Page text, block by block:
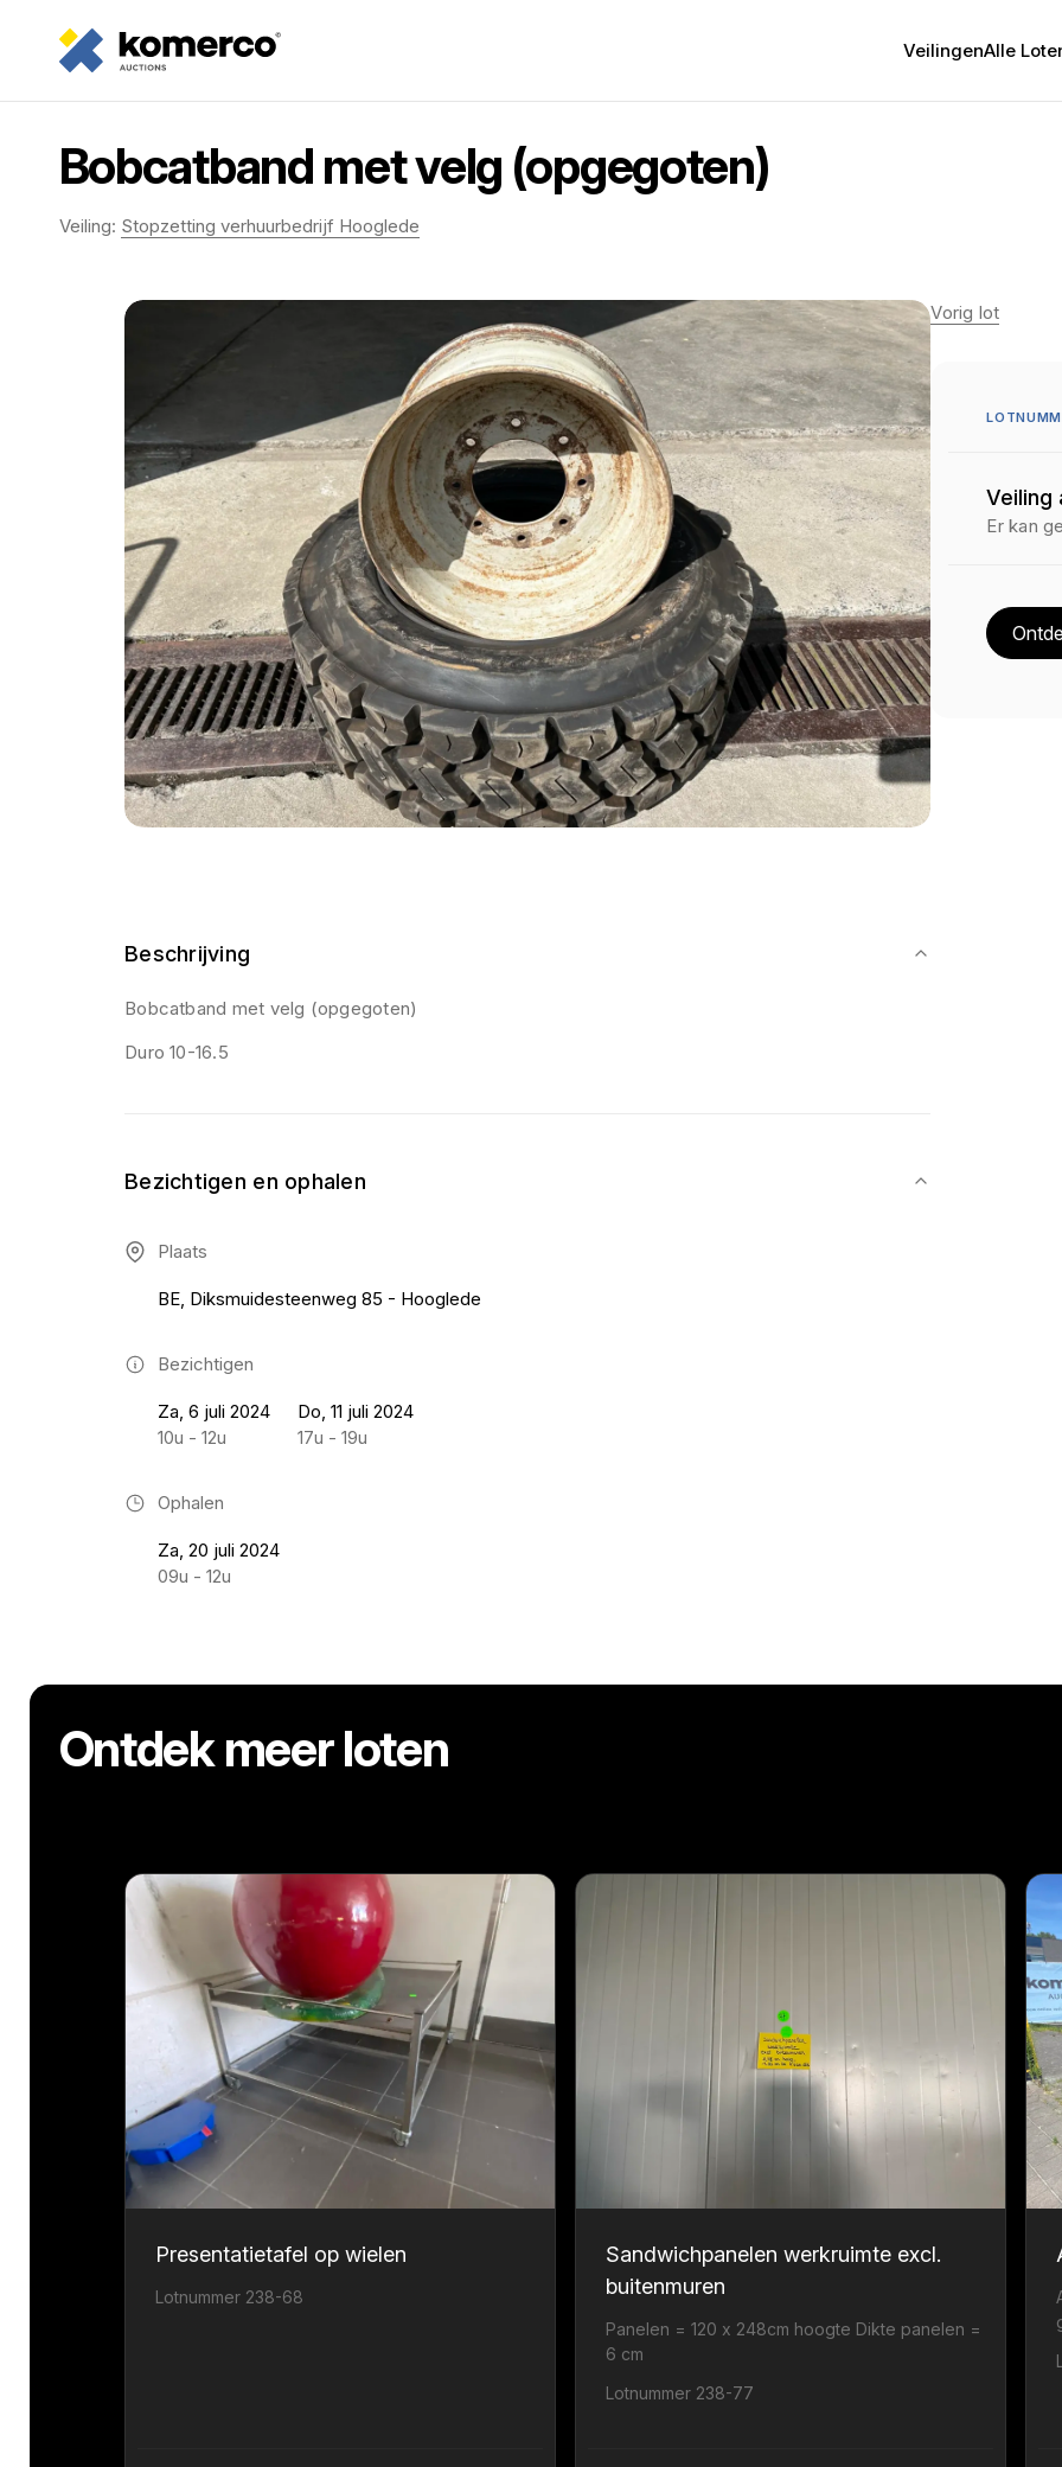
VeilingenAlle
Bobcatband met velg (opgegoten)
Veiling: Stopzetting verhuurbedrijf Hooglede
Beschrijving
Bobcatband met velg (opgegoten)
Duro 10-16.5
Bezichtigen en ophalen
Plaats
BE, Diksmuidesteenweg 85 - Hooglede
Bezichtigen
Za, 6 juli 2024
10u - 12u
Do, 11 juli 2024
17u - 19u
Ophalen
Za, 20 juli 2024
09u - 12u
Vorig lot
Veiling
Er kan
Ontdek meer loten
Presentatietafel op wielen
Lotnummer 238-68
Sandwichpanelen werkruimte excl.
buitenmuren
Panelen = 120 x 248cm hoogte Dikte panelen =
6 cm
Lotnummer 238-77